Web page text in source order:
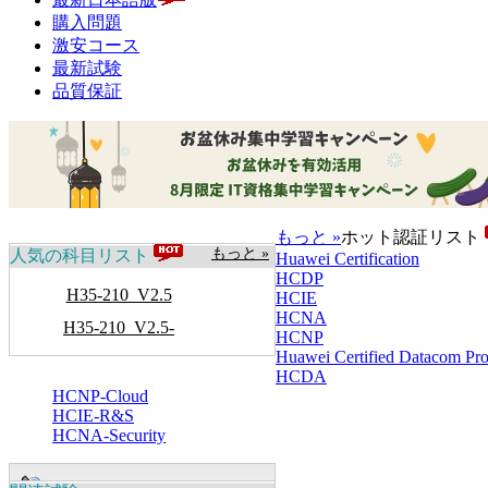
購入問題
激安コース
最新試験
品質保証
もっと »
人気の科目リスト
H35-210_V2.5
H35-210_V2.5-
ENU
もっと »ホット認証リスト
Huawei Certification
HCDP
HCIE
HCNA
HCNP
Huawei Certified Datacom
HCDA
HCNP-Cloud
HCIE-R&S
HCNA-Security